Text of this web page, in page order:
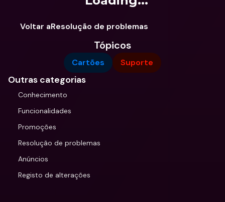
Voltar aResolução de problemas
Tópicos
Cartões Suporte
Outras categorias
Conhecimento
Funcionalidades
Promoções
Resolução de problemas
Anúncios
Registo de alterações